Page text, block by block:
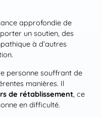
approfondie de
un soutien, des
à d’autres
personne souffrant de
manières. Il
de rétablissement , ce
en difficulté.